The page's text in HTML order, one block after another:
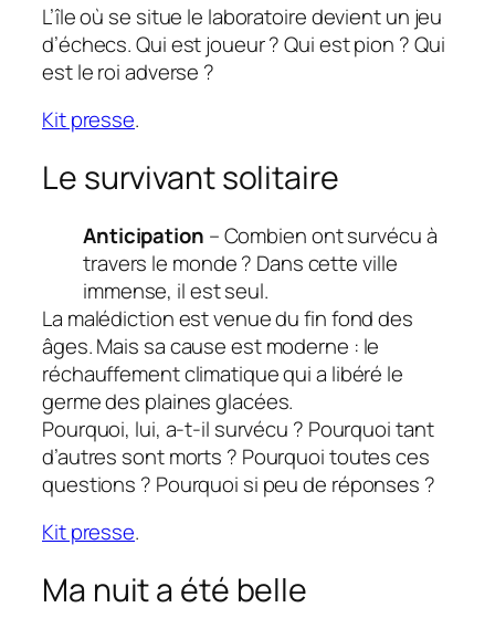
L’île où se situe le laboratoire devient un jeu
d’échecs. Qui est joueur ? Qui est pion ? Qui
est le roi adverse ?
Kit presse.
Le survivant solitaire
Anticipation – Combien ont survécu à
travers le monde ? Dans cette ville
immense, il est seul.
La malédiction est venue du fin fond des
âges. Mais sa cause est moderne : le
réchauffement climatique qui a libéré le
germe des plaines glacées.
Pourquoi, lui, a-t-il survécu ? Pourquoi tant
d’autres sont morts ? Pourquoi toutes ces
questions ? Pourquoi si peu de réponses ?
Kit presse.
Ma nuit a été belle